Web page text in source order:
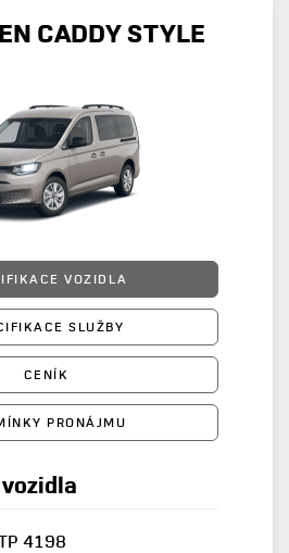
CADDY STYLE
VOZIDLA
SLUŽBY
CENÍK
PRONÁJMU
4198